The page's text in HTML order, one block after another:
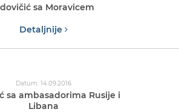
sa Moravicem
Detaljnije
Datum: 14.09.2016
sa ambasadorima Rusije i
Libana